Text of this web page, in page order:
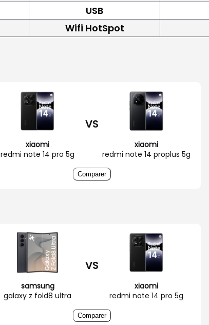
USB
Wifi HotSpot
xiaomi
redmi note 14 pro 5g
VS
xiaomi
redmi note 14 proplus 5g
Comparer
samsung
galaxy z fold8 ultra
VS
xiaomi
redmi note 14 pro 5g
Comparer